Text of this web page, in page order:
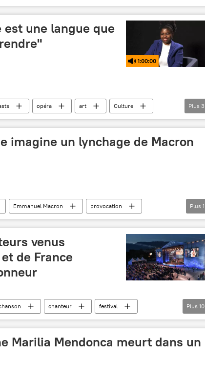
est une langue que
1:00:00
opéra art
Culture
Plus 3
imagine un lynchage de Macron
Emmanuel Macron
provocation
Plus 1
venus
de France
chanteur
festival
Zimbabwe France
Culture
Plus 10
Marilia Mendonca meurt dans un